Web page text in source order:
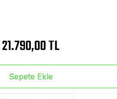
21.790,00 TL
Sepete Ekle